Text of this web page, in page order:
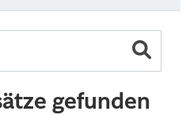
gefunden